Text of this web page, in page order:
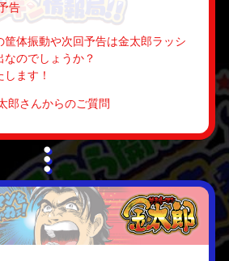
告
筐体振動や次回予告は金太郎ラッシ
なのでしょうか？
ます！
郎さんからのご質問